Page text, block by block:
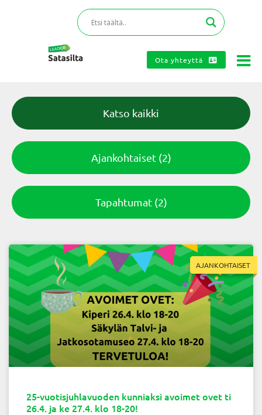
Ota yhteyttä
Katso kaikki
Ajankohtaiset (2)
Tapahtumat (2)
AJANKOHTAISET
25-vuotisjuhlavuoden kunniaksi avoimet ovet ti
26.4. ja ke 27.4. klo 18-20!